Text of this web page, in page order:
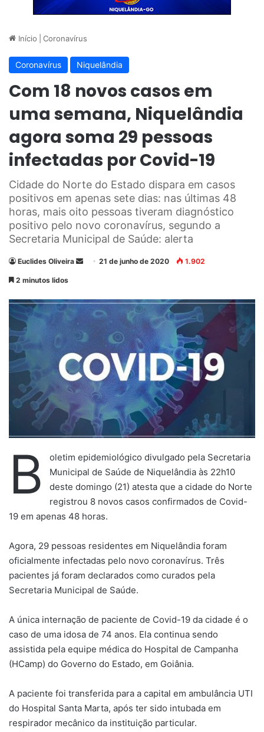
Início Coronavírus
Coronavírus Niquelândia
Com 18 novos casos em
uma semana, Niquelândia
agora soma 29 pessoas
infectadas por Covid-19
Cidade do Norte do Estado dispara em casos
positivos em apenas sete dias: nas últimas 48
horas, mais oito pessoas tiveram diagnóstico
positivo pelo novo coronavírus, segundo a
Secretaria Municipal de Saúde: alerta
Euclides Oliveira
d
u
e
-
i
21 de junho de 2020 1.902
2 minutos lidos
B
oletim epidemiológico divulgado pela Secretaria
Municipal de Saúde de Niquelândia às 22h10
deste domingo (21) atesta que a cidade do Norte
registrou 8 novos casos confirmados de Covid-
19 em apenas 48 horas.
Agora, 29 pessoas residentes em Niquelândia foram
oficialmente infectadas pelo novo coronavírus. Três
pacientes já foram declarados como curados pela
Secretaria Municipal de Saúde.
A única internação de paciente de Covid-19 da cidade é o
caso de uma idosa de 74 anos. Ela continua sendo
assistida pela equipe médica do Hospital de Campanha
(HCamp) do Governo do Estado, em Goiânia.
A paciente foi transferida para a capital em ambulância UTI
do Hospital Santa Marta, após ter sido intubada em
respirador mecânico da instituição particular.